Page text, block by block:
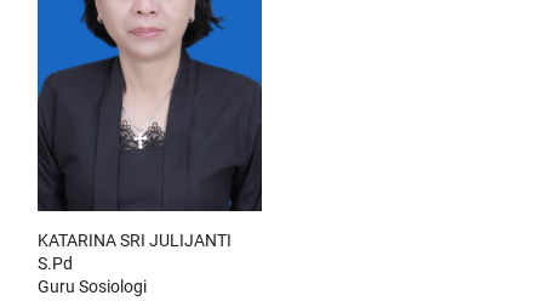
KATARINA SRI JULIJANTI
S.Pd
Guru Sosiologi